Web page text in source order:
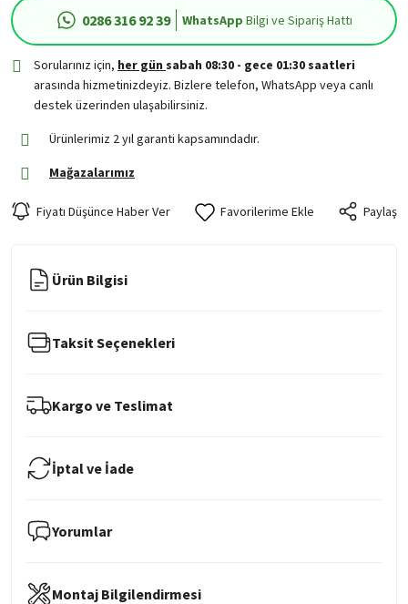
0286 316 92 39 WhatsApp Bilgi ve Sipariş Hattı
Sorularınız için, her gün sabah 08:30 - gece 01:30 saatleri
arasında hizmetinizdeyiz. Bizlere telefon, WhatsApp veya canlı
destek üzerinden ulaşabilirsiniz.
Ürünlerimiz 2 yıl garanti kapsamındadır.
Mağazalarımız
Fiyatı Düşünce Haber Ver Paylaş
Ürün Bilgisi
Taksit Seçenekleri
Kargo ve Teslimat
İptal ve İade
Yorumlar
Montaj Bilgilendirmesi